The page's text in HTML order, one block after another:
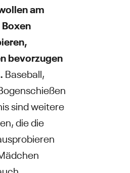
am
bevorzugen
Baseball,
sind weitere
die die